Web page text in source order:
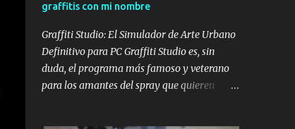
piensen que es un libro para niños, su
adultos y artistas que buscan perfeccionar
su técnica de color y sombreado. El autor
detrás de esta obra es Uzi , miembro de la
WUFC , una de las crews más famosas y
graffitis con mi nombre
Graffiti Studio: El Simulador de Arte Urbano
Definitivo para PC Graffiti Studio es, sin
duda, el programa más famoso y veterano
para los amantes del spray que quieren